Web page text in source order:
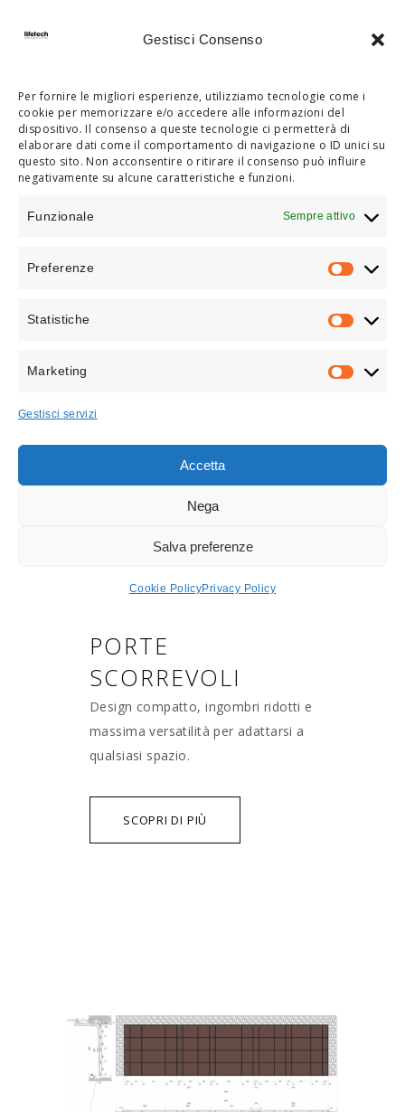
Gestisci Consenso
Per fornire le migliori esperienze, utilizziamo tecnologie come i
cookie per memorizzare e/o accedere alle informazioni del
dispositivo. Il consenso a queste tecnologie ci permetterà di
elaborare dati come il comportamento di navigazione o ID unici su
questo sito. Non acconsentire o ritirare il consenso può influire
negativamente su alcune caratteristiche e funzioni.
Funzionale Sempre attivo
Preferenze
Statistiche
Marketing
Gestisci servizi
Accetta
Nega
Salva preferenze
Cookie PolicyPrivacy Policy
PORTE
SCORREVOLI
Design compatto, ingombri ridotti e
massima versatilità per adattarsi a
qualsiasi spazio.
SCOPRI DI PIÙ